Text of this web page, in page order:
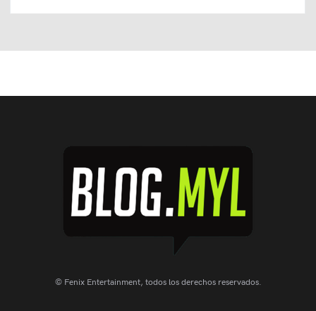
© Fenix Entertainment, todos los derechos reservados.